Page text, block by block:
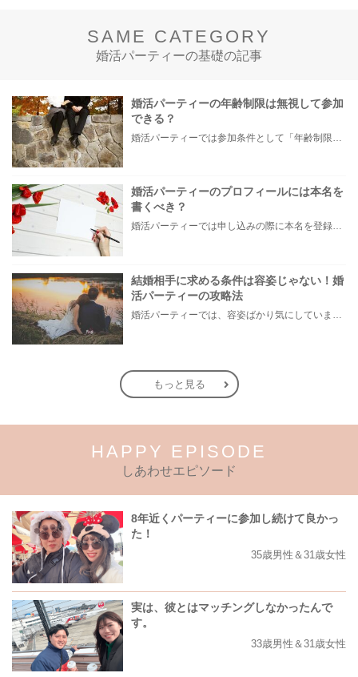
SAME CATEGORY
婚活パーティーの基礎の記事
婚活パーティーの年齢制限は無視して参加
できる？
婚活パーティーでは参加条件として「年齢制限」が設定されているものがほとんどです。 「参加したい企画は32歳までだけど、33歳の自分もギリギリ参加できないかな？」 「自分の年齢だと、出会いたい女性の年代と会える企画が少ない。年齢を誤魔化して参加できないかな」など、自分の年齢では参加できない婚活パーティーの企画に参加したいと感じる方も多いはず。そこで今回は、婚活パーティーの年齢制限について詳しくご紹介します。
婚活パーティーのプロフィールには本名を
書くべき？
婚活パーティーでは申し込みの際に本名を登録する必要がありますが、受付後に手渡されるプロフィールカードには、必ずしも漢字のフルネームを記載しなければならないという決まりはありません。 ただ、婚活初心者の中には、SNSなどを通じて個人情報を調べられることなどを恐れ、「本名を知られてしまうのは怖い……」など不安を感じている方もいらっしゃるのではないでしょうか。 そこで今回は、婚活パーティーで使用するプロフィールと名前についてご説明します。
結婚相手に求める条件は容姿じゃない！婚
活パーティーの攻略法
婚活パーティーでは、容姿ばかり気にしていませんか？ 結婚願望はあるけど、自分に自信が持てない……。過去に婚活アプリを使ってみたものの、上手くいかなかった……などの経験から、自分の容姿が原因なのではと自信をなくしてしまう方もいらっしゃるかもしれません。 本記事では、男女共に成功する婚活パーティー攻略法として「見た目より大切な結婚相手の条件」「男女別の具体的な対策」「自分に合ったパーティーの選び方」をご紹介します。
もっと見る
HAPPY EPISODE
しあわせエピソード
8年近くパーティーに参加し続けて良かっ
た！
35歳男性＆31歳女性
実は、彼とはマッチングしなかったんで
す。
33歳男性＆31歳女性